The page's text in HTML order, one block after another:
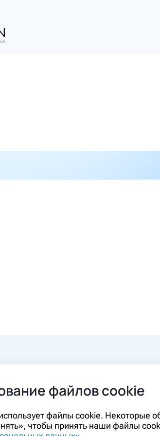
+7 (84862) 2-90-00
ozon@ozon-pharm.ru
файлов cookie
файлы cookie. Некоторые
чтобы принять наши файлы